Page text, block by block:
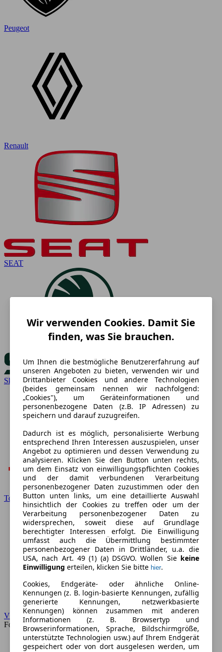
Peugeot
Renault
SEAT
Skoda
Toyota
VW
Forum
Wir verwenden Cookies. Damit Sie
finden, was Sie brauchen.
Um Ihnen die bestmögliche Benutzererfahrung auf
unseren Angeboten zu bieten, verwenden wir und
Drittanbieter Cookies und andere Technologien
(beides gemeinsam nennen wir nachfolgend:
„Cookies"), um Geräteinformationen und
personenbezogene Daten (z.B. IP Adressen) zu
speichern und darauf zuzugreifen.
Dadurch ist es möglich, personalisierte Werbung
entsprechend Ihren Interessen auszuspielen, unser
Angebot zu optimieren und dessen Verwendung zu
analysieren. Klicken Sie den Button unten rechts,
um dem Einsatz von einwilligungspflichten Cookies
und der damit verbundenen Verarbeitung
personenbezogener Daten zuzustimmen oder den
Button unten links, um eine detaillierte Auswahl
hinsichtlich der Cookies zu treffen oder um der
Verarbeitung personenbezogener Daten zu
widersprechen, soweit diese auf Grundlage
berechtigter Interessen erfolgt. Die Einwilligung
umfasst auch die Übermittlung bestimmter
personenbezogener Daten in Drittländer, u.a. die
USA, nach Art. 49 (1) (a) DSGVO. Wollen Sie keine
Einwilligung erteilen, klicken Sie bitte hier.
Cookies, Endgeräte- oder ähnliche Online-
Kennungen (z. B. login-basierte Kennungen, zufällig
generierte Kennungen, netzwerkbasierte
Kennungen) können zusammen mit anderen
Informationen (z. B. Browsertyp und
Browserinformationen, Sprache, Bildschirmgröße,
unterstützte Technologien usw.) auf Ihrem Endgerät
gespeichert oder von dort ausgelesen werden, um